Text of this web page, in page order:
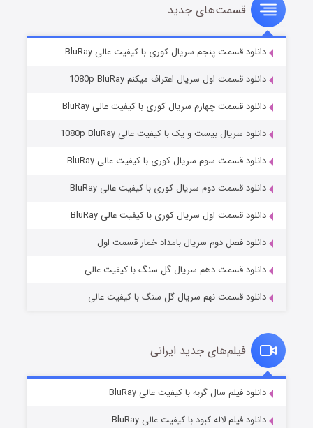
قسمت۸ (زیرنویس) منتشر شد
عملیات آپارتمان
قسمت۲ (زیرنویس) منتشر شد
قسمت۲ (زیرنویس) منتشر شد
قسمت‌های جدید
دانلود قسمت پنجم سریال کوری با کیفیت عالی BluRay
دانلود قسمت اول سریال اعتراف میکنم 1080p BluRay
دانلود قسمت چهارم سریال کوری با کیفیت عالی BluRay
دانلود سریال بیست و یک با کیفیت عالی 1080p BluRay
دانلود قسمت سوم سریال کوری با کیفیت عالی BluRay
دانلود قسمت دوم سریال کوری با کیفیت عالی BluRay
دانلود قسمت اول سریال کوری با کیفیت عالی BluRay
دانلود فصل دوم سریال بامداد خمار قسمت اول
دانلود قسمت دهم سریال گل سنگ با کیفیت عالی
دانلود قسمت نهم سریال گل سنگ با کیفیت عالی
فیلم‌های جدید ایرانی
دانلود فیلم سال گربه با کیفیت عالی BluRay
دانلود فیلم لاله کبود با کیفیت عالی BluRay